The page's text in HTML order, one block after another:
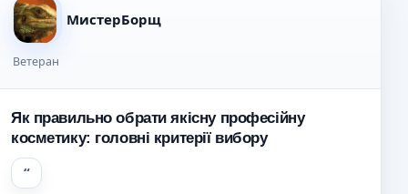
МистерБорщ
Ветеран
Як правильно обрати якісну професійну
косметику: головні критерії вибору